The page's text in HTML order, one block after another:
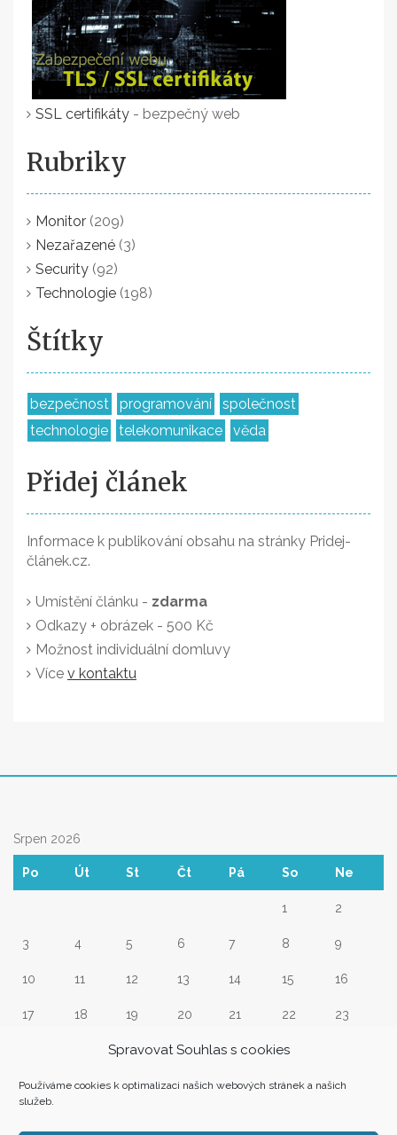
Spravovat Souhlas s cookies
Používáme cookies k optimalizaci našich webových stránek a našich
služeb.
SSL certifikáty - bezpečný web
Rubriky
Monitor (209)
Nezařazené (3)
Security (92)
Technologie (198)
Štítky
bezpečnost programování
společnost
technologie
telekomunikace věda
Přidej článek
Informace k publikování obsahu na stránky Pridej-
článek.cz.
Umístění článku - zdarma
Odkazy + obrázek - 500 Kč
Možnost individuální domluvy
Více v kontaktu
Srpen 2026
Po Út St Čt Pá So Ne
1 2
3 4 5 6 7 8 9
10 11 12 13 14 15 16
17 18 19 20 21 22 23
26 27 28 29
31
« Srp